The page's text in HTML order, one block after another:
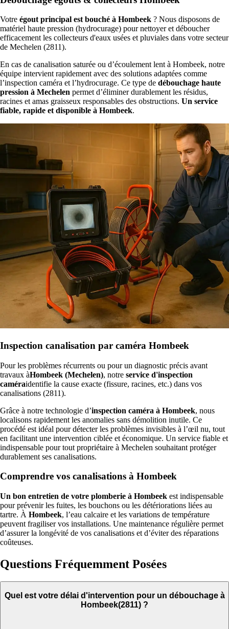
Votre égout principal est bouché à Hombeek ? Nous disposons de
matériel haute pression (hydrocurage) pour nettoyer et déboucher
efficacement les collecteurs d'eaux usées et pluviales dans votre secteur
de Mechelen (2811).
En cas de canalisation saturée ou d’écoulement lent à Hombeek, notre
équipe intervient rapidement avec des solutions adaptées comme
l’inspection caméra et l’hydrocurage. Ce type de débouchage haute
pression à Mechelen permet d’éliminer durablement les résidus,
racines et amas graisseux responsables des obstructions. Un service
fiable, rapide et disponible à Hombeek.
Inspection canalisation par caméra Hombeek
Pour les problèmes récurrents ou pour un diagnostic précis avant
travaux àHombeek (Mechelen), notre service d'inspection
caméraidentifie la cause exacte (fissure, racines, etc.) dans vos
canalisations (2811).
Grâce à notre technologie d’inspection caméra à Hombeek, nous
localisons rapidement les anomalies sans démolition inutile. Ce
procédé est idéal pour détecter les problèmes invisibles à l’œil nu, tout
en facilitant une intervention ciblée et économique. Un service fiable et
indispensable pour tout propriétaire à Mechelen souhaitant protéger
durablement ses canalisations.
Comprendre vos canalisations à Hombeek
Un bon entretien de votre plomberie à Hombeek est indispensable
pour prévenir les fuites, les bouchons ou les détériorations liées au
tartre. À Hombeek, l’eau calcaire et les variations de température
peuvent fragiliser vos installations. Une maintenance régulière permet
d’assurer la longévité de vos canalisations et d’éviter des réparations
coûteuses.
Questions Fréquemment Posées
Quel est votre délai d'intervention pour un débouchage à
Hombeek(2811) ?